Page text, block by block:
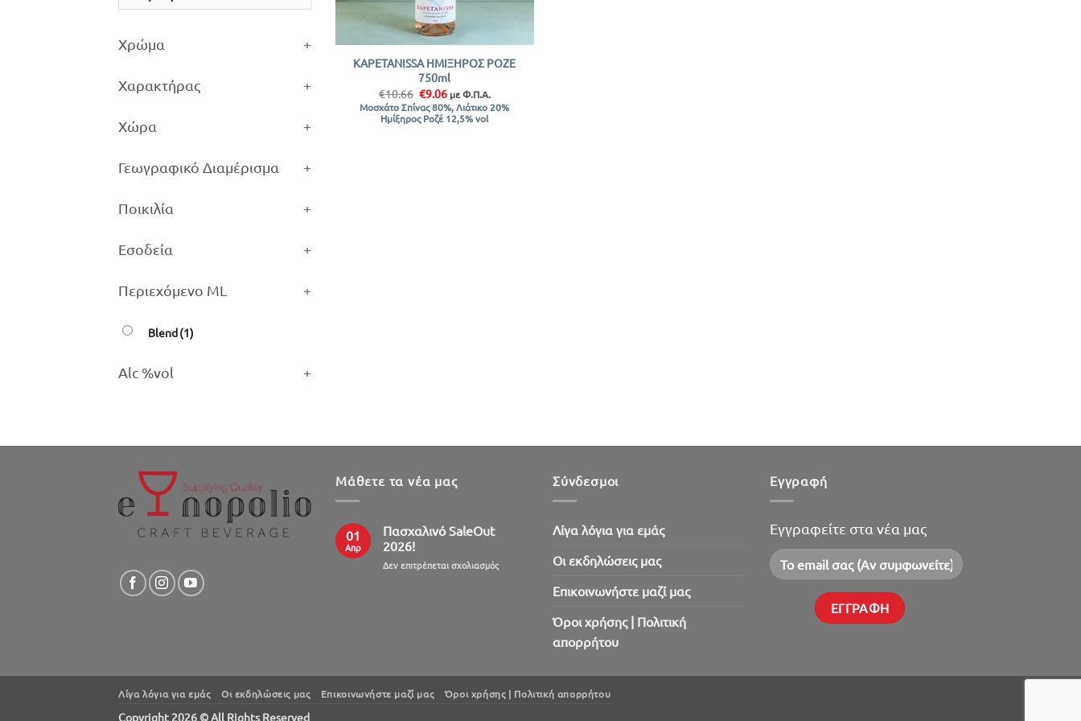
Χρώμα +
Χαρακτήρας +
Χώρα +
Γεωγραφικό Διαμέρισμα +
Ποικιλία +
Εσοδεία +
Περιεχόμενο ML +
Blend(1)
Alc %vol +
KAPETANISSA ΗΜΙΞΗΡΟΣ ΡΟΖΕ
750ml
€10.66 Original
price
was:
€10.66.
€9.06Η
τρέχουσα
τιμή
είναι:
με Φ.Π.Α.
Μοσχάτο Σπίνας 80%, Λιάτικο 20%
Ημίξηρος Ροζέ 12,5% vol
Μάθετε τα νέα μας
01
Απρ
Πασχαλινό SaleOut
2026!
Δεν επιτρέπεται σχολιασμόςστο
Σύνδεσμοι
Λίγα λόγια για εμάς
Oι εκδηλώσεις μας
Επικοινωνήστε μαζί μας
Όροι χρήσης | Πολιτική
απορρήτου
Εγγραφή
Εγγραφείτε στα νέα μας
Λίγα λόγια για εμάς Oι εκδηλώσεις μας Επικοινωνήστε μαζί μας Όροι χρήσης | Πολιτική απορρήτου
Copyright 2026 © All Rights Reserved